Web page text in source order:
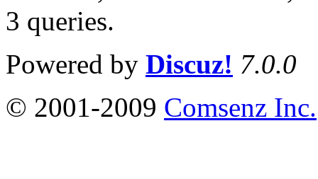
3 queries.
Powered by Discuz! 7.0.0
© 2001-2009 Comsenz Inc.